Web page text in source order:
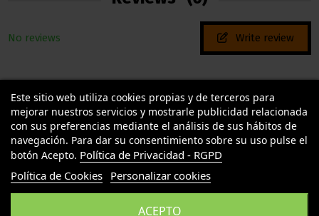
No reviews Write review
TU LLAMAS GROW
Este sitio web utiliza cookies propias y de terceros para
mejorar nuestros servicios y mostrarle publicidad relacionada
con sus preferencias mediante el análisis de sus hábitos de
navegación. Para dar su consentimiento sobre su uso pulse el
botón Acepto. Política de Privacidad - RGPD
Política de Cookies Personalizar cookies
ACEPTO